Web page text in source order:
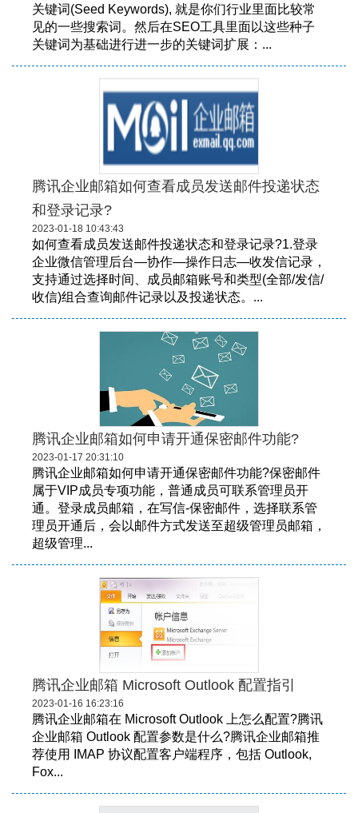
关键词(Seed Keywords), 就是你们行业里面比较常
见的一些搜索词。然后在SEO工具里面以这些种子
关键词为基础进行进一步的关键词扩展：...
腾讯企业邮箱如何查看成员发送邮件投递状态
和登录记录?
2023-01-18 10:43:43
如何查看成员发送邮件投递状态和登录记录?1.登录
企业微信管理后台—协作—操作日志—收发信记录，
支持通过选择时间、成员邮箱账号和类型(全部/发信/
收信)组合查询邮件记录以及投递状态。...
腾讯企业邮箱如何申请开通保密邮件功能?
2023-01-17 20:31:10
腾讯企业邮箱如何申请开通保密邮件功能?保密邮件
属于VIP成员专项功能，普通成员可联系管理员开
通。登录成员邮箱，在写信-保密邮件，选择联系管
理员开通后，会以邮件方式发送至超级管理员邮箱，
超级管理...
腾讯企业邮箱 Microsoft Outlook 配置指引
2023-01-16 16:23:16
腾讯企业邮箱在 Microsoft Outlook 上怎么配置?腾讯
企业邮箱 Outlook 配置参数是什么?腾讯企业邮箱推
荐使用 IMAP 协议配置客户端程序，包括 Outlook,
Fox...